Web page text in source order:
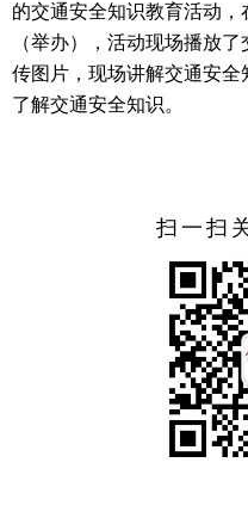
的交通安全知识教育活动
（举办），活动现场播放
传图片，现场讲解交通安
了解交通安全知识。
扫一扫